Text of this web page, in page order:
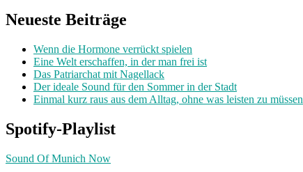
Neueste Beiträge
Wenn die Hormone verrückt spielen
Eine Welt erschaffen, in der man frei ist
Das Patriarchat mit Nagellack
Der ideale Sound für den Sommer in der Stadt
Einmal kurz raus aus dem Alltag, ohne was leisten zu müssen
Spotify-Playlist
Sound Of Munich Now